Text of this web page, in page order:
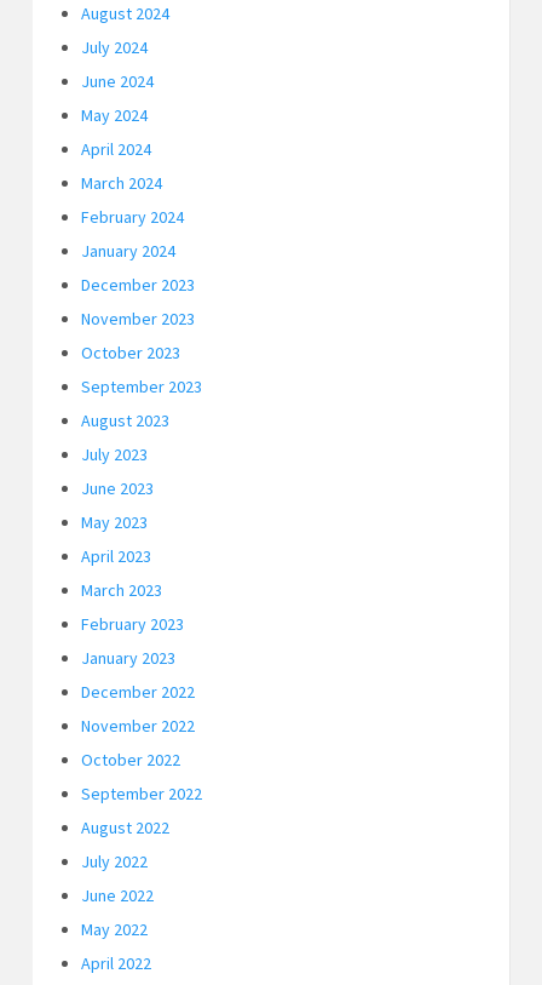
August 2024
July 2024
June 2024
May 2024
April 2024
March 2024
February 2024
January 2024
December 2023
November 2023
October 2023
September 2023
August 2023
July 2023
June 2023
May 2023
April 2023
March 2023
February 2023
January 2023
December 2022
November 2022
October 2022
September 2022
August 2022
July 2022
June 2022
May 2022
April 2022